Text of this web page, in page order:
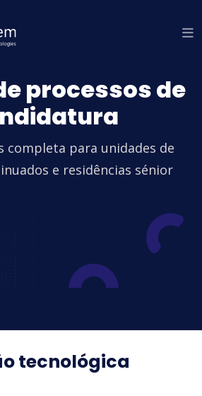
processos de
completa para unidades de
e residências sénior
tecnológica